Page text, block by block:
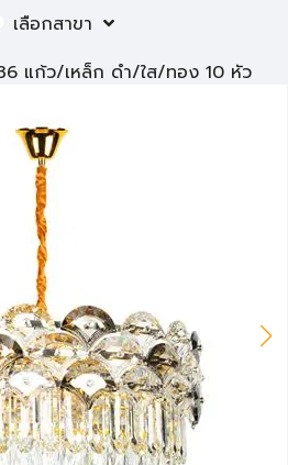
เลือกสาขา
แก้ว/เหล็ก ดำ/ใส/ทอง 10 หัว